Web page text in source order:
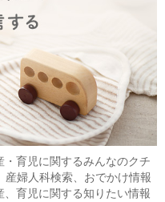
育児に関するみんなのクチ
産婦人科検索、おでかけ情報
育児に関する知りたい情報